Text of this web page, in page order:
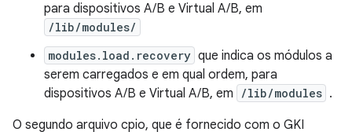
para dispositivos A/B e Virtual A/B, em
/lib/modules/
modules.load.recovery que indica os módulos a
serem carregados e em qual ordem, para
dispositivos A/B e Virtual A/B, em
/lib/modules .
O segundo arquivo cpio, que é fornecido com o GKI